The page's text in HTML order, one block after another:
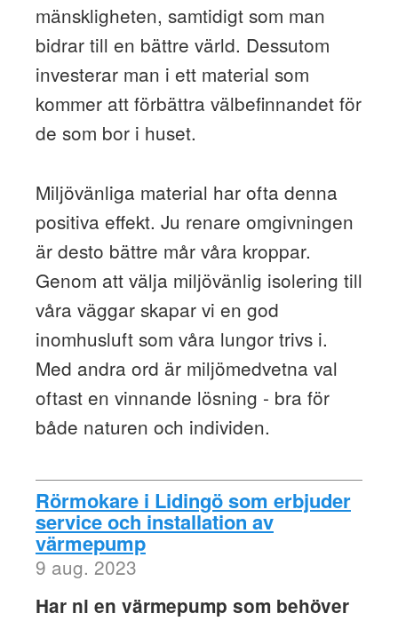
mänskligheten, samtidigt som man
bidrar till en bättre värld. Dessutom
investerar man i ett material som
kommer att förbättra välbefinnandet för
de som bor i huset.
Miljövänliga material har ofta denna
positiva effekt. Ju renare omgivningen
är desto bättre mår våra kroppar.
Genom att välja miljövänlig isolering till
våra väggar skapar vi en god
inomhusluft som våra lungor trivs i.
Med andra ord är miljömedvetna val
oftast en vinnande lösning - bra för
både naturen och individen.
Rörmokare i Lidingö som erbjuder
service och installation av
värmepump
9 aug. 2023
Har ni en värmepump som behöver